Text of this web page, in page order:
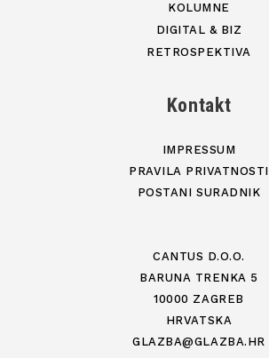
KOLUMNE
DIGITAL & BIZ
RETROSPEKTIVA
Kontakt
IMPRESSUM
PRAVILA PRIVATNOSTI
POSTANI SURADNIK
CANTUS D.O.O.
BARUNA TRENKA 5
10000 ZAGREB
HRVATSKA
GLAZBA@GLAZBA.HR